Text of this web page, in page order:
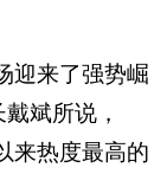
迎来了强势崛
斌所说，
来热度最高的